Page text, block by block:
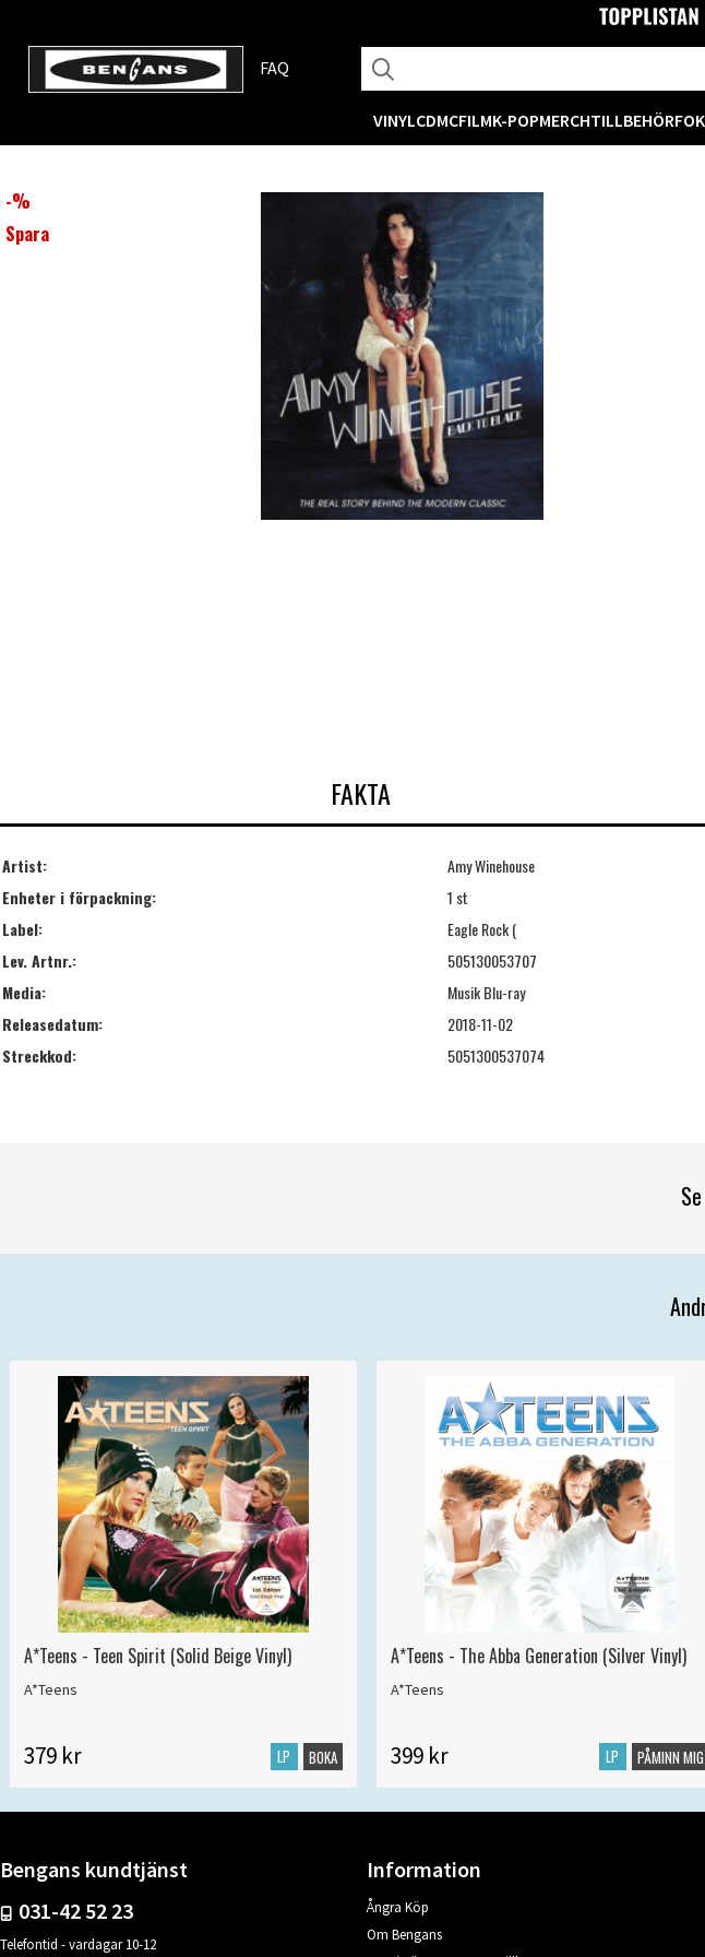
FAQ
VINYLCDMCFILMK-POPMERCHTILLBEHÖR
-%
Spara
FAKTA
Artist:
Amy Winehouse
Enheter i förpackning:
1 st
Label:
Eagle Rock (
Lev. Artnr.:
505130053707
Media:
Musik Blu-ray
Releasedatum:
2018-11-02
Streckkod:
5051300537074
A*Teens - Teen Spirit (Solid Beige Vinyl)
A*Teens
379 kr LP BOKA
A*Teens - The Abba Generation (Silver Vinyl)
A*Teens
399 kr LP PÅMINN MIG
Bengans kundtjänst
031-42 52 23
Telefontid - vardagar 10-12
Information
Ångra Köp
Om Bengans